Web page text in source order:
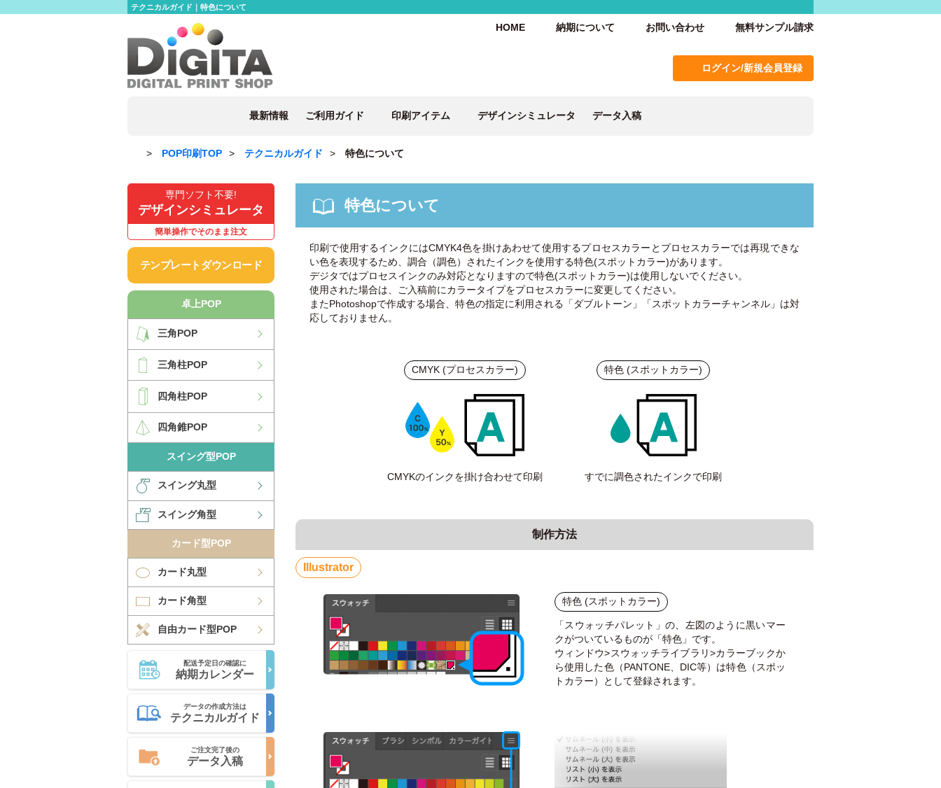
テクニカルガイド｜特色について
HOME 納期について お問い合わせ 無料サンプル請求
ログイン/新規会員登録
最新情報 ご利用ガイド 印刷アイテム デザインシミュレータ データ入稿
POP印刷TOP テクニカルガイド 特色について
専門ソフト不要!
デザインシミュレータ
簡単操作でそのまま注文
テンプレートダウンロード
卓上POP
三角POP
三角柱POP
四角柱POP
四角錐POP
スイング型POP
スイング丸型
スイング角型
カード型POP
カード丸型
カード角型
自由カード型POP
配送予定日の確認に
納期カレンダー
データの作成方法は
テクニカルガイド
ご注文完了後の
データ入稿
特色について
印刷で使用するインクにはCMYK4色を掛けあわせて使用するプロセスカラーとプロセスカラーでは再現できな
い色を表現するため、調合（調色）されたインクを使用する特色(スポットカラー)があります。
デジタではプロセスインクのみ対応となりますので特色(スポットカラー)は使用しないでください。
使用された場合は、ご入稿前にカラータイプをプロセスカラーに変更してください。
またPhotoshopで作成する場合、特色の指定に利用される「ダブルトーン」「スポットカラーチャンネル」は対
応しておりません。
CMYK (プロセスカラー)
CMYKのインクを掛け合わせて印刷
特色 (スポットカラー)
すでに調色されたインクで印刷
制作方法
Illustrator
特色 (スポットカラー)
「スウォッチパレット」の、左図のように黒いマー
クがついているものが「特色」です。
ウィンドウ>スウォッチライブラリ>カラーブックか
ら使用した色（PANTONE、DIC等）は特色（スポッ
トカラー）として登録されます。